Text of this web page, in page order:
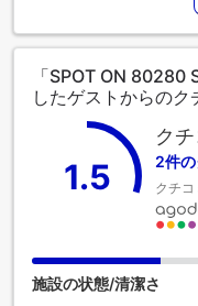
で、お部屋での滞在を
上の理由により、当宿
ます。 SPOT ON
快適で家庭的な雰囲気
て作られ、飾られてお
備えた客室もあり、快
室では、ビデオストリ
ターテインメントをお
メニティがお客様の満
宿泊施設では、一部の
イヤーをご用意してい
「SPOT ON
したゲストからのク
1.5
ク
2件の
クチ
施設の状態/清潔さ